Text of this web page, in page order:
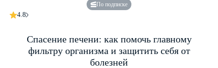
По подписке
4.8
Спасение печени: как помочь главному
фильтру организма и защитить себя от
болезней